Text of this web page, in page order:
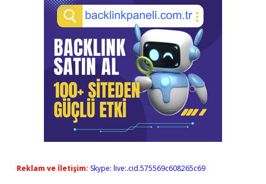
Reklam ve İletişim: Skype: live:.cid.575569c608265c69